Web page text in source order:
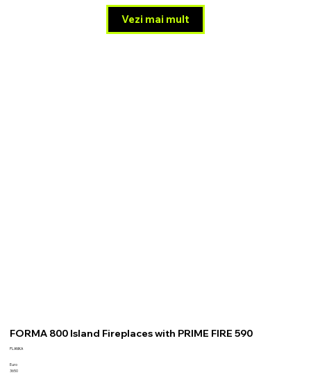
Vezi mai mult
FORMA 800 Island Fireplaces with PRIME FIRE 590
PLANIKA
Euro
3650